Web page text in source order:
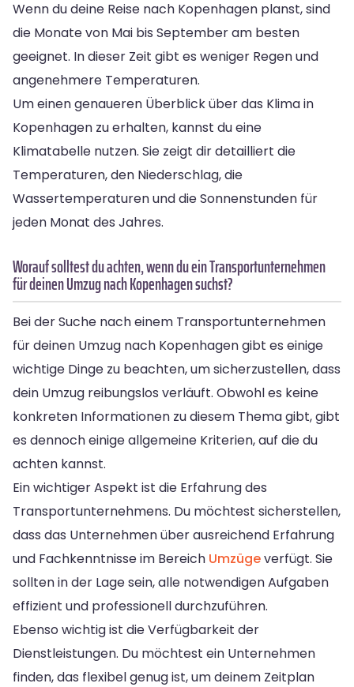
Wenn du deine Reise nach Kopenhagen planst, sind
die Monate von Mai bis September am besten
geeignet. In dieser Zeit gibt es weniger Regen und
angenehmere Temperaturen.
Um einen genaueren Überblick über das Klima in
Kopenhagen zu erhalten, kannst du eine
Klimatabelle nutzen. Sie zeigt dir detailliert die
Temperaturen, den Niederschlag, die
Wassertemperaturen und die Sonnenstunden für
jeden Monat des Jahres.
Worauf solltest du achten, wenn du ein Transportunternehmen
für deinen Umzug nach Kopenhagen suchst?
Bei der Suche nach einem Transportunternehmen
für deinen Umzug nach Kopenhagen gibt es einige
wichtige Dinge zu beachten, um sicherzustellen, dass
dein Umzug reibungslos verläuft. Obwohl es keine
konkreten Informationen zu diesem Thema gibt, gibt
es dennoch einige allgemeine Kriterien, auf die du
achten kannst.
Ein wichtiger Aspekt ist die Erfahrung des
Transportunternehmens. Du möchtest sicherstellen,
dass das Unternehmen über ausreichend Erfahrung
und Fachkenntnisse im Bereich Umzügeverfügt. Sie
sollten in der Lage sein, alle notwendigen Aufgaben
effizient und professionell durchzuführen.
Ebenso wichtig ist die Verfügbarkeit der
Dienstleistungen. Du möchtest ein Unternehmen
finden, das flexibel genug ist, um deinem Zeitplan